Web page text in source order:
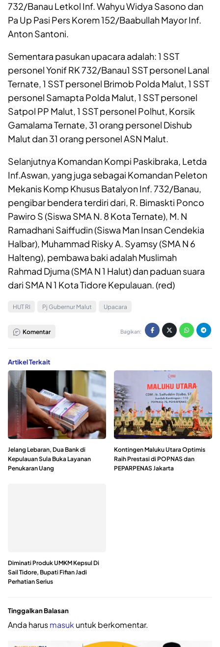
732/Banau Letkol Inf. Wahyu Widya Sasono dan
Pa Up Pasi Pers Korem 152/Baabullah Mayor Inf.
Anton Santoni.
Sementara pasukan upacara adalah: 1 SST
personel Yonif RK 732/Banau1 SST personel Lanal
Ternate, 1 SST personel Brimob Polda Malut, 1 SST
personel Samapta Polda Malut, 1 SST personel
Satpol PP Malut, 1 SST personel Polhut, Korsik
Gamalama Ternate, 31 orang personel Dishub
Malut dan 31 orang personel ASN Malut.
Selanjutnya Komandan Kompi Paskibraka, Letda
Inf.Aswan, yang juga sebagai Komandan Peleton
Mekanis Komp Khusus Batalyon Inf. 732/Banau,
pengibar bendera terdiri dari, R. Bimaskti Ponco
Pawiro S (Siswa SMA N. 8 Kota Ternate), M. N
Ramadhani Saiffudin (Siswa Man Insan Cendekia
Halbar), Muhammad Risky A. Syamsy (SMA N 6
Halteng), pembawa baki adalah Muslimah
Rahmad Djuma (SMA N 1 Halut) dan paduan suara
dari SMA N 1 Kota Tidore Kepulauan. (red)
HUT RI Pj Gubernur Malut Upacara
Komentar Bagikan:
Artikel Terkait
Jelang Lebaran, Dua Bank di
Kepulauan Sula Buka Layanan
Penukaran Uang
Kontingen Maluku Utara Optimis
Raih Prestasi di POPNAS dan
PEPARPENAS Jakarta
Diminati Produk UMKM Kepsul Di
Sail Tidore, Bupati Fifian Jadi
Perhatian Serius
Tinggalkan Balasan
Anda harusmasukuntuk berkomentar.